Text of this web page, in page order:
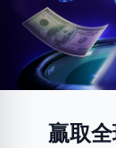
贏取